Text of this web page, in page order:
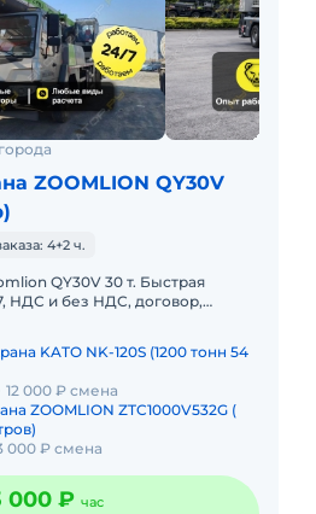
ZOOMLION QY30V
4+2 ч.
QY30V 30 т. Быстрая
НДС и без НДС, договор,
KATO NK-120S (1200 тонн 54
12 000 ₽ смена
ZOOMLION ZTC1000V532G (
000 ₽ смена
000 ₽ час